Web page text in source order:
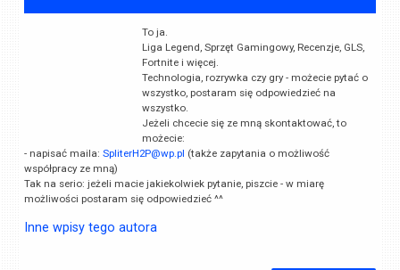
To ja.
Liga Legend, Sprzęt Gamingowy, Recenzje, GLS,
Fortnite i więcej.
Technologia, rozrywka czy gry - możecie pytać o
wszystko, postaram się odpowiedzieć na
wszystko.
Jeżeli chcecie się ze mną skontaktować, to
możecie:
- napisać maila:SpliterH2P@wp.pl (także zapytania o możliwość
współpracy ze mną)
Tak na serio: jeżeli macie jakiekolwiek pytanie, piszcie - w miarę
możliwości postaram się odpowiedzieć ^^
Inne wpisy tego autora